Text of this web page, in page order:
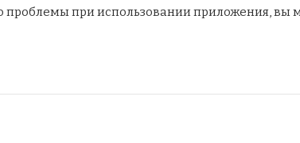
проблемы при использовании приложения, вы